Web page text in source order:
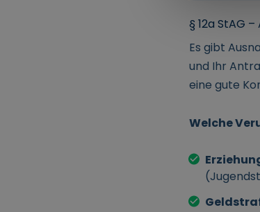
§ 12a StAG
Es gibt
und Ihr
eine gute
Welche